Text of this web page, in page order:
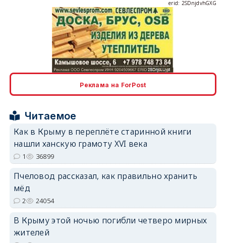
Реклама на ForPost
Читаемое
Как в Крыму в переплёте старинной книги
нашли ханскую грамоту XVI века
1 36899
Пчеловод рассказал, как правильно хранить
мёд
2 24054
В Крыму этой ночью погибли четверо мирных
жителей